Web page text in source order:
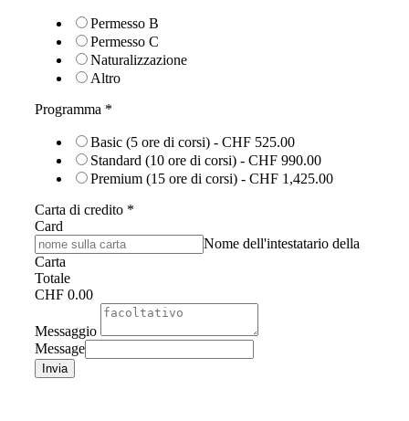
Permesso B
Permesso C
Naturalizzazione
Altro
Programma *
Basic (5 ore di corsi) - CHF 525.00
Standard (10 ore di corsi) - CHF 990.00
Premium (15 ore di corsi) - CHF 1,425.00
Carta di credito *
Card
Nome dell'intestatario della
Carta
Totale
CHF 0.00
Messaggio
Message
Invia